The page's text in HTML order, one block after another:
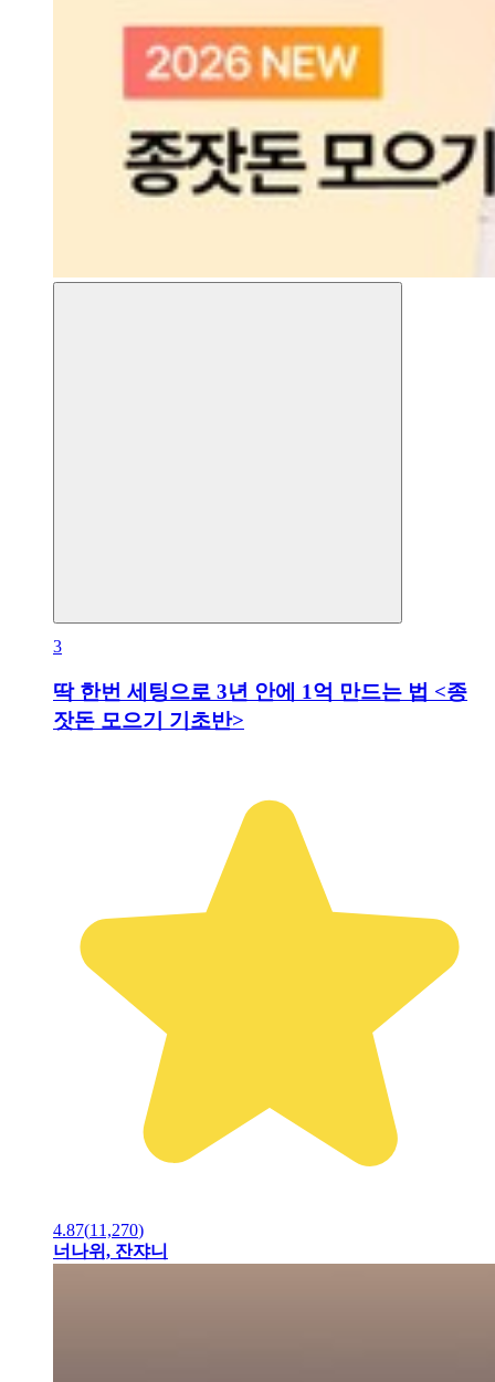
3
딱 한번 세팅으로 3년 안에 1억 만드는 법 <종
잣돈 모으기 기초반>
4.87(11,270)
너나위, 잔쟈니